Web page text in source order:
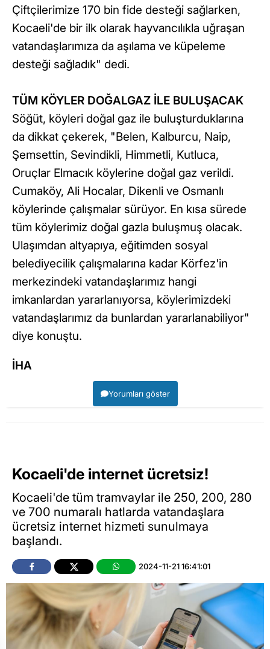
Çiftçilerimize 170 bin fide desteği sağlarken,
Kocaeli'de bir ilk olarak hayvancılıkla uğraşan
vatandaşlarımıza da aşılama ve küpeleme
desteği sağladık" dedi.
TÜM KÖYLER DOĞALGAZ İLE BULUŞACAK
Söğüt, köyleri doğal gaz ile buluşturduklarına
da dikkat çekerek, "Belen, Kalburcu, Naip,
Şemsettin, Sevindikli, Himmetli, Kutluca,
Oruçlar Elmacık köylerine doğal gaz verildi.
Cumaköy, Ali Hocalar, Dikenli ve Osmanlı
köylerinde çalışmalar sürüyor. En kısa sürede
tüm köylerimiz doğal gazla buluşmuş olacak.
Ulaşımdan altyapıya, eğitimden sosyal
belediyecilik çalışmalarına kadar Körfez'in
merkezindeki vatandaşlarımız hangi
imkanlardan yararlanıyorsa, köylerimizdeki
vatandaşlarımız da bunlardan yararlanabiliyor"
diye konuştu.
İHA
Yorumları göster
Kocaeli'de internet ücretsiz!
Kocaeli'de tüm tramvaylar ile 250, 200, 280
ve 700 numaralı hatlarda vatandaşlara
ücretsiz internet hizmeti sunulmaya
başlandı.
2024-11-21 16:41:01